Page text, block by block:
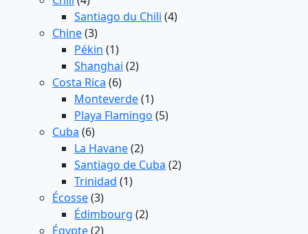
Santiago du Chili (4)
Chine(3)
Pékin (1)
Shanghai (2)
Costa Rica (6)
Monteverde(1)
Playa Flamingo (5)
Cuba (6)
La Havane(2)
Santiago de Cuba (2)
Trinidad (1)
Écosse(3)
Édimbourg (2)
Égypte(2)